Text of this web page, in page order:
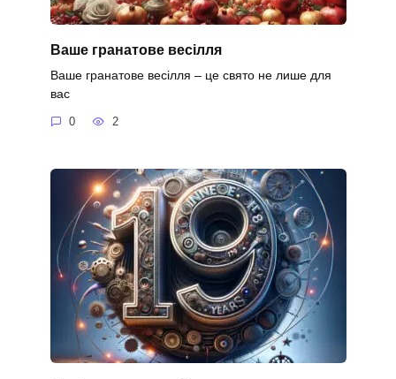
Ваше гранатове весілля
Ваше гранатове весілля – це свято не лише для
вас
0 2